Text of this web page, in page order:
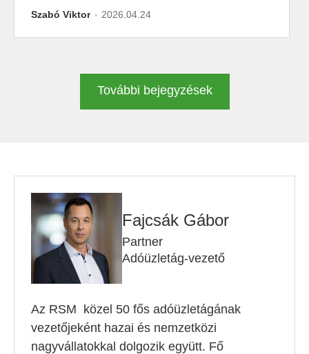
Szabó Viktor 2026.04.24
További bejegyzések
Fajcsák Gábor
Partner
Adóüzletág-vezető
Az RSM közel 50 fős adóüzletágának
vezetőjeként hazai és nemzetközi
nagyvállatokkal dolgozik együtt. Fő